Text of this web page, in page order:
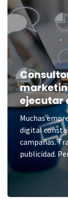
ejecutar
Muchas
digital
campañas.
publicidad.